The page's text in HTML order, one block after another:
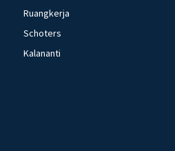
Ruangkerja
Schoters
Kalananti